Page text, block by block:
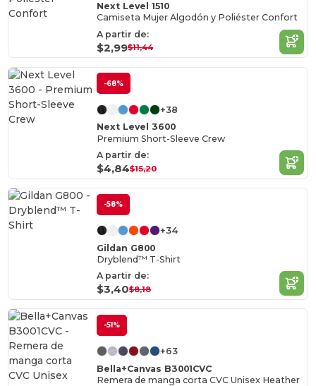
Next Level 1510
Camiseta Mujer Algodón y Poliéster Confort
A partir de:
$2,99$11,44
-68%
+38
Next Level 3600
Premium Short-Sleeve Crew
A partir de:
$4,84$15,20
-58%
+34
Gildan G800
Dryblend™ T-Shirt
A partir de:
$3,40$8,18
-51%
+63
Bella+Canvas B3001CVC
Remera de manga corta CVC Unisex Heather